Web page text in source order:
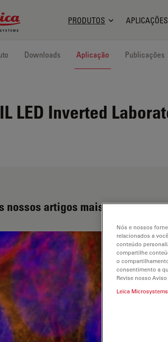
Microsystems Logo
PRODUTOS APLICAÇÕES
Downloads Aplicação Publicações
LED Inverted
nossos artigos mais recentes
Nós e nossos
relacionados a
conteúdo
compartilhe
o
consentimento a
Revise nosso
Leica